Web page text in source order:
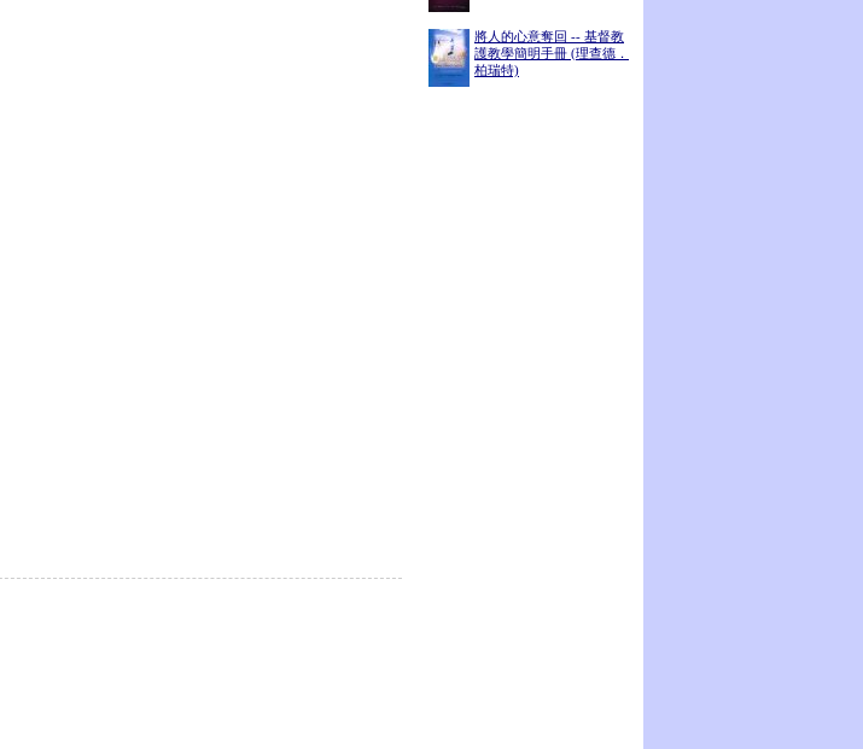
將人的心意奪回 -- 基督教
護教學簡明手冊 (理查德．
柏瑞特)